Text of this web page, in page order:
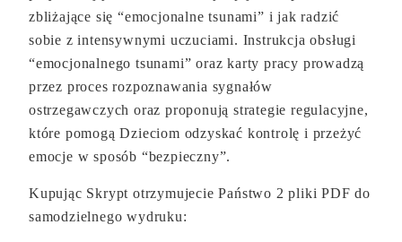
zbliżające się “emocjonalne tsunami” i jak radzić
sobie z intensywnymi uczuciami. Instrukcja obsługi
“emocjonalnego tsunami” oraz karty pracy prowadzą
przez proces rozpoznawania sygnałów
ostrzegawczych oraz proponują strategie regulacyjne,
które pomogą Dzieciom odzyskać kontrolę i przeżyć
emocje w sposób “bezpieczny”.
Kupując Skrypt otrzymujecie Państwo 2 pliki PDF do
samodzielnego wydruku: